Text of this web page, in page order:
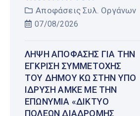
Αποφάσεις Συλ. Οργάνων
07/08/2026
ΛΉΨΗ ΑΠΌΦΑΣΗΣ ΓΙΑ ΤΗΝ
ΈΓΚΡΙΣΗ ΣΥΜΜΕΤΟΧΉΣ
ΤΟΥ ΔΉΜΟΥ ΚΩ ΣΤΗΝ ΥΠΌ
ΊΔΡΥΣΗ ΑΜΚΕ ΜΕ ΤΗΝ
ΕΠΩΝΥΜΊΑ «ΔΊΚΤΥΟ
ΠΌΛΕΩΝ ΔΙΑΔΡΟΜΉΣ